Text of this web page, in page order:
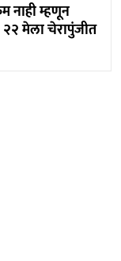
नाही म्हणून
मेला चेरापुंजीत